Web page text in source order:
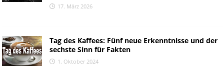
17. März 2026
Tag des Kaffees: Fünf neue Erkenntnisse und der
sechste Sinn für Fakten
1. Oktober 2024